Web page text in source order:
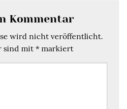
Kommentar
wird nicht veröffentlicht.
sind mit* markiert